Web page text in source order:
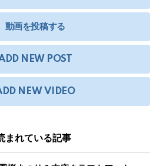
動画を投稿する
NEW POST
NEW VIDEO
まれている記事